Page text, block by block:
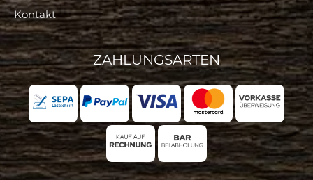
Kontakt
ZAHLUNGSARTEN